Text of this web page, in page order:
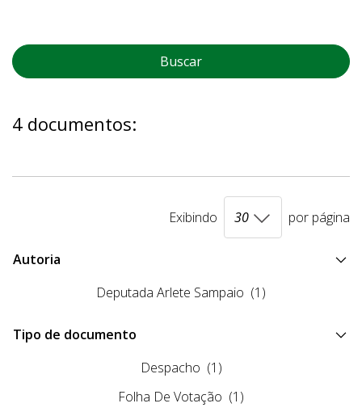
Buscar
4 documentos:
Exibindo por página
Autoria
Deputada Arlete Sampaio (1)
Tipo de documento
Despacho (1)
Folha De Votação (1)